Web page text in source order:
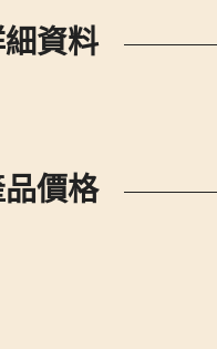
資料
價格